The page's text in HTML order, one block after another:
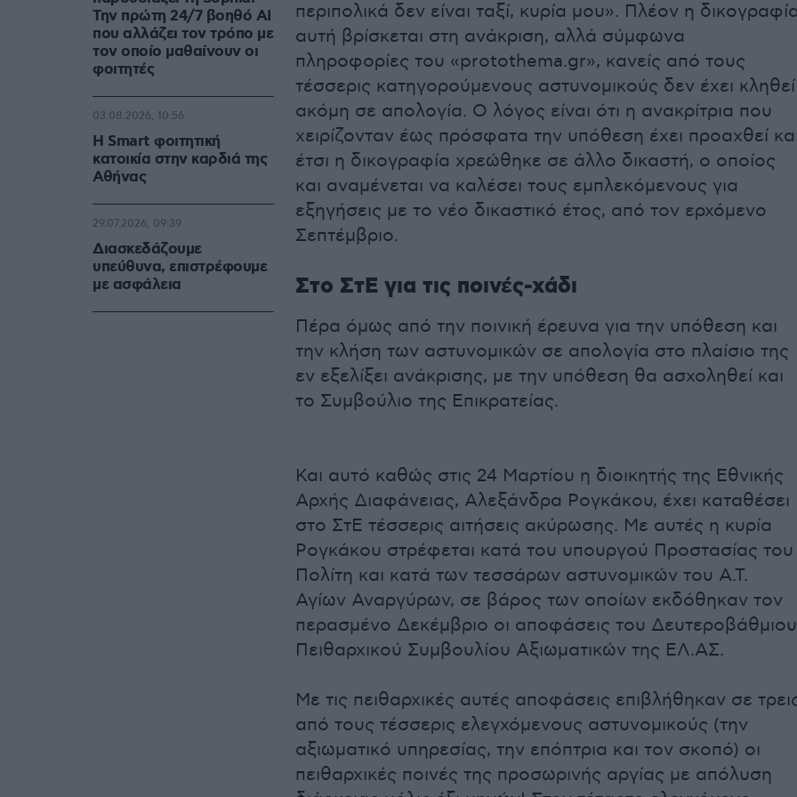
περιπολικά δεν είναι ταξί, κυρία μου». Πλέον η
αυτή βρίσκεται στη ανάκριση, αλλά σύμφωνα
πληροφορίες του «protothema.gr», κανείς από τους
τέσσερις κατηγορούμενους αστυνομικούς δεν έχει κληθεί
ακόμη σε απολογία. O λόγος είναι ότι η ανακρίτρια που
χειρίζονταν έως πρόσφατα την υπόθεση έχει προαχθεί
έτσι η δικογραφία χρεώθηκε σε άλλο δικαστή, ο οποίος
και αναμένεται να καλέσει τους εμπλεκόμενους για
εξηγήσεις με το νέο δικαστικό έτος, από τον ερχόμενο
Σεπτέμβριο.
Στο ΣτΕ για τις ποινές-χάδι
Πέρα όμως από την ποινική έρευνα για την υπόθεση και
την κλήση των αστυνομικών σε απολογία στο πλαίσιο της
εν εξελίξει ανάκρισης, με την υπόθεση θα ασχοληθεί και
το Συμβούλιο της Επικρατείας.
Και αυτό καθώς στις 24 Μαρτίου η διοικητής της Εθνικής
Αρχής Διαφάνειας, Αλεξάνδρα Ρογκάκου, έχει καταθέσει
στο ΣτΕ τέσσερις αιτήσεις ακύρωσης. Με αυτές η κυρία
Ρογκάκου στρέφεται κατά του υπουργού Προστασίας του
Πολίτη και κατά των τεσσάρων αστυνομικών του Α.Τ.
Αγίων Αναργύρων, σε βάρος των οποίων εκδόθηκαν τον
περασμένο Δεκέμβριο οι αποφάσεις του Δευτεροβάθμιου
Πειθαρχικού Συμβουλίου Αξιωματικών της ΕΛ.ΑΣ.
Με τις πειθαρχικές αυτές αποφάσεις επιβλήθηκαν σε
από τους τέσσερις ελεγχόμενους αστυνομικούς (την
αξιωματικό υπηρεσίας, την επόπτρια και τον σκοπό) οι
πειθαρχικές ποινές της προσωρινής αργίας με απόλυση
Την πρώτη 24/7 βοηθό AI
που αλλάζει τον τρόπο με
τον οποίο μαθαίνουν οι
φοιτητές
Η Smart φοιτητική
κατοικία στην καρδιά της
Αθήνας
03.08.2026, 10:56
Διασκεδάζουμε
υπεύθυνα, επιστρέφουμε
με ασφάλεια
29.07.2026, 09:39